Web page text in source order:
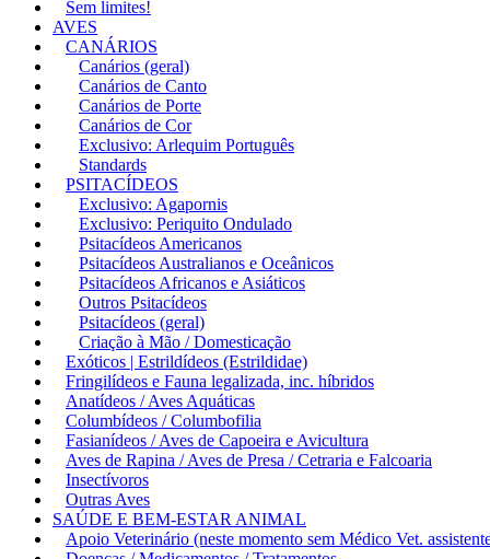
Sem limites!
AVES
CANÁRIOS
Canários (geral)
Canários de Canto
Canários de Porte
Canários de Cor
Exclusivo: Arlequim Português
Standards
PSITACÍDEOS
Exclusivo: Agapornis
Exclusivo: Periquito Ondulado
Psitacídeos Americanos
Psitacídeos Australianos e Oceânicos
Psitacídeos Africanos e Asiáticos
Outros Psitacídeos
Psitacídeos (geral)
Criação à Mão / Domesticação
Exóticos | Estrildídeos (Estrildidae)
Fringilídeos e Fauna legalizada, inc. híbridos
Anatídeos / Aves Aquáticas
Columbídeos / Columbofilia
Fasianídeos / Aves de Capoeira e Avicultura
Aves de Rapina / Aves de Presa / Cetraria e Falcoaria
Insectívoros
Outras Aves
SAÚDE E BEM-ESTAR ANIMAL
Apoio Veterinário (neste momento sem Médico Vet.